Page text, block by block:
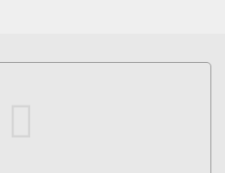
Alışverişe